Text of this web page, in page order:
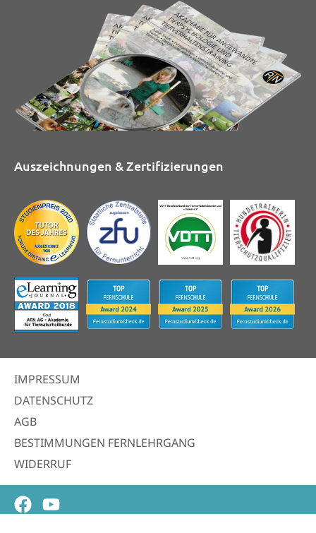
Auszeichnungen & Zertifizierungen
IMPRESSUM
DATENSCHUTZ
AGB
BESTIMMUNGEN FERNLEHRGANG
WIDERRUF
Facebook
Youtube